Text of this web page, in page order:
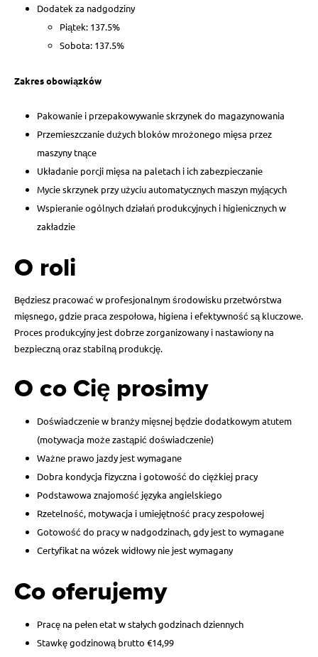
Dodatek za nadgodziny
Piątek: 137.5%
Sobota: 137.5%
Zakres obowiązków
Pakowanie i przepakowywanie skrzynek do magazynowania
Przemieszczanie dużych bloków mrożonego mięsa przez
maszyny tnące
Układanie porcji mięsa na paletach i ich zabezpieczanie
Mycie skrzynek przy użyciu automatycznych maszyn myjących
Wspieranie ogólnych działań produkcyjnych i higienicznych w
zakładzie
O roli
Będziesz pracować w profesjonalnym środowisku przetwórstwa
mięsnego, gdzie praca zespołowa, higiena i efektywność są kluczowe.
Proces produkcyjny jest dobrze zorganizowany i nastawiony na
bezpieczną oraz stabilną produkcję.
O co Cię prosimy
Doświadczenie w branży mięsnej będzie dodatkowym atutem
(motywacja może zastąpić doświadczenie)
Ważne prawo jazdy jest wymagane
Dobra kondycja fizyczna i gotowość do ciężkiej pracy
Podstawowa znajomość języka angielskiego
Rzetelność, motywacja i umiejętność pracy zespołowej
Gotowość do pracy w nadgodzinach, gdy jest to wymagane
Certyfikat na wózek widłowy nie jest wymagany
Co oferujemy
Pracę na pełen etat w stałych godzinach dziennych
Stawkę godzinową brutto €14,99